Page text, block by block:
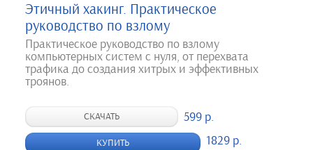
Этичный хакинг. Практическое
руководство по взлому
Практическое руководство по взлому
компьютерных систем с нуля, от перехвата
трафика до создания хитрых и эффективных
троянов.
СКАЧАТЬ 599 р.
КУПИТЬ 1829 р.